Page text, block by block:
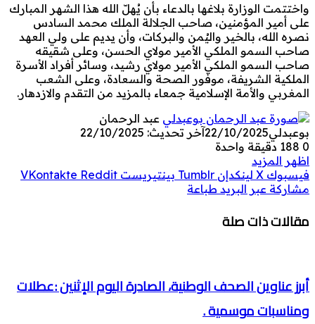
واختتمت الوزارة بلاغها بالدعاء بأن يُهلّ الله هذا الشهر المبارك
على أمير المؤمنين، صاحب الجلالة الملك محمد السادس
نصره الله، بالخير واليُمن والبركات، وأن يديم على ولي العهد
صاحب السمو الملكي الأمير مولاي الحسن، وعلى شقيقه
صاحب السمو الملكي الأمير مولاي رشيد، وسائر أفراد الأسرة
الملكية الشريفة، موفور الصحة والسعادة، وعلى الشعب
المغربي والأمة الإسلامية جمعاء بالمزيد من التقدم والازدهار.
عبد الرحمان
بوعبدلي22/10/2025آخر تحديث: 22/10/2025
0
دقيقة واحدة
اظهر المزيد
فيسبوك ‫X لينكدإن بينتيريست
مشاركة عبر البريد طباعة
مقالات ذات صلة
أبرز عناوين الصحف الوطنية، الصادرة اليوم الإثنين :عطلات
ومناسبات موسمية .